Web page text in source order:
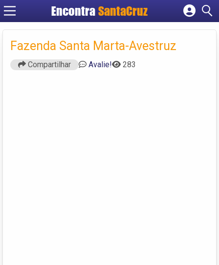
Encontra
Cadastrar empresa
Criar conta
Fazenda Santa Marta-Avestruz
Compartilhar Avalie! 283